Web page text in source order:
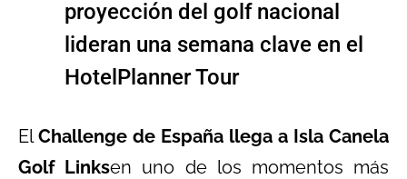
proyección del golf nacional
lideran una semana clave en el
HotelPlanner Tour
ElChallenge de España llega a Isla Canela
Golf Linksen uno de los momentos más